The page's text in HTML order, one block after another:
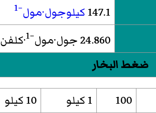
147.1 كيلوجول·مول−1
24.860 جول·مول −1 ·كلفن
ضغط البخار
100 1 كيلو 10 كيلو